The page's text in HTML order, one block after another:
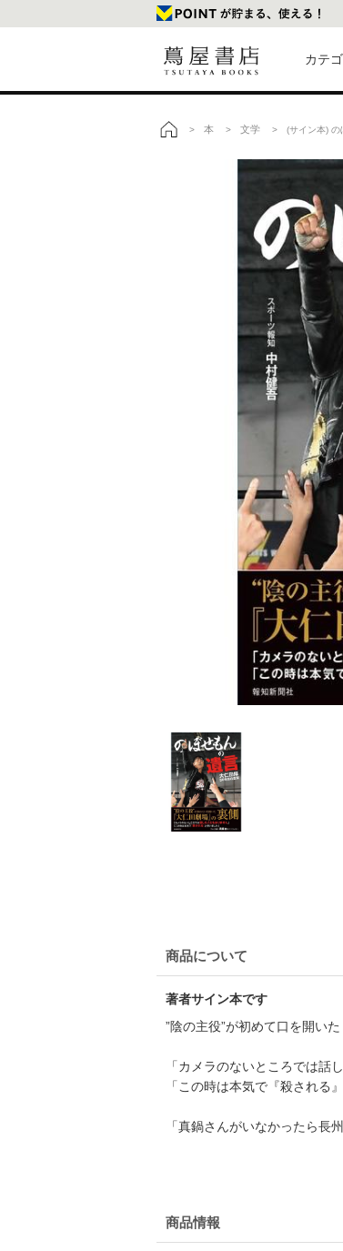
カテ
> 本 > 文学 > (サイン本) の
商品について
著者サイン本です
”陰の主役”が初めて口を開い
「カメラのないところでは話
「この時は本気で『殺される
「真鍋さんがいなかったら長
商品情報